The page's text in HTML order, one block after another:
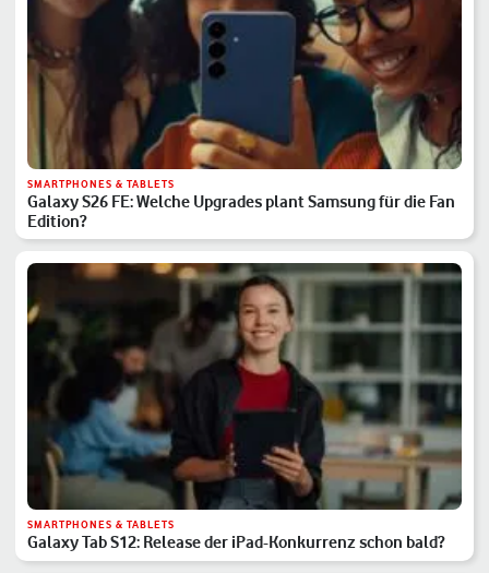
SMARTPHONES & TABLETS
Galaxy S26 FE: Welche Upgrades plant Samsung für die Fan
Edition?
SMARTPHONES & TABLETS
Galaxy Tab S12: Release der iPad-Konkurrenz schon bald?